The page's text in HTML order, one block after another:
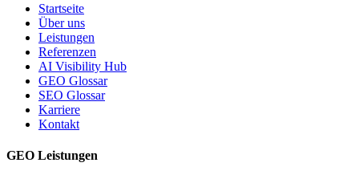
Startseite
Über uns
Leistungen
Referenzen
AI Visibility Hub
GEO Glossar
SEO Glossar
Karriere
Kontakt
GEO Leistungen